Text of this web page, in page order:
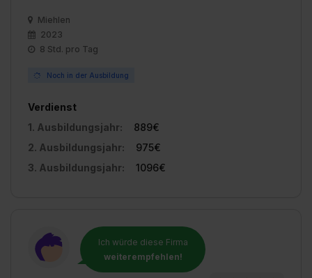
Miehlen
2023
8 Std. pro Tag
Noch in der Ausbildung
Verdienst
1. Ausbildungsjahr:
889€
2. Ausbildungsjahr:
975€
3. Ausbildungsjahr:
1096€
Ich würde diese Firma
weiterempfehlen!